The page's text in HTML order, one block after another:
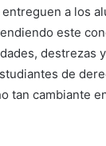
a los
este
destrezas
de
tan cambiante